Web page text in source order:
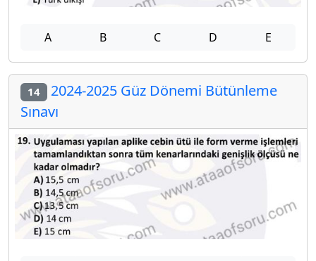
A B C D E
14 2024-2025 Güz Dönemi Bütünleme
Sınavı